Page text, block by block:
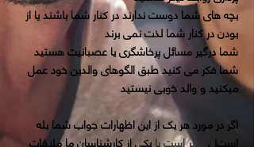
بچه های شما دوست ندارند در کنار شما باشند یا از
بودن در کنار شما لذت نمی برند
شما درگیر مسائل پرخاشگری یا عصبانیت هستید
شما فکر می کنید طبق الگوهای والدین خود عمل
میکنید و والد خوبی نیستید
اگر در مورد هر یک از ایناظهارات جواب شما بله
است! ، بهتر است بایکی از کارشناسان ما ملاقات